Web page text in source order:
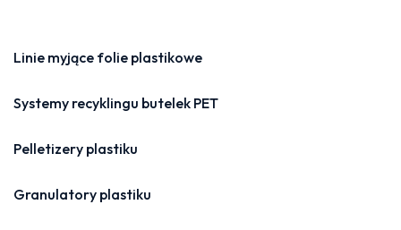
Linie myjące folie plastikowe
Systemy recyklingu butelek PET
Pelletizery plastiku
Granulatory plastiku